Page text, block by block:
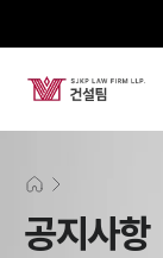
공지사항